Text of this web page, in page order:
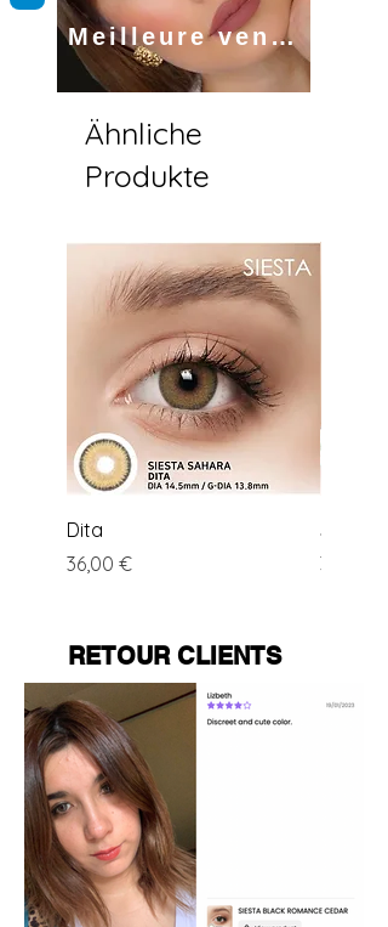
Meilleure vendue
Ähnliche
Produkte
Dita
Preis
36,00 €
Santa
Preis
35,99 €
RETOUR CLIENTS